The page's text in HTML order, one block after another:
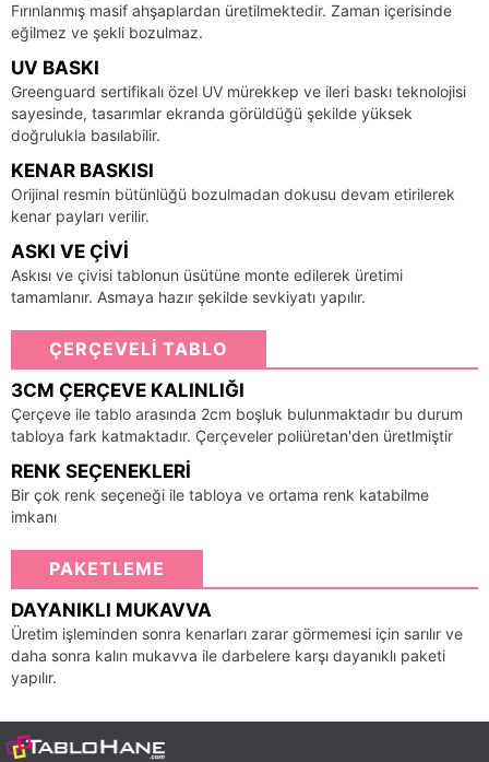
Fırınlanmış masif ahşaplardan üretilmektedir. Zaman içerisinde
eğilmez ve şekli bozulmaz.
UV BASKI
Greenguard sertifikalı özel UV mürekkep ve ileri baskı teknolojisi
sayesinde, tasarımlar ekranda görüldüğü şekilde yüksek
doğrulukla basılabilir.
KENAR BASKISI
Orijinal resmin bütünlüğü bozulmadan dokusu devam etirilerek
kenar payları verilir.
ASKI VE ÇIVI
Askısı ve çivisi tablonun üsütüne monte edilerek üretimi
tamamlanır. Asmaya hazır şekilde sevkiyatı yapılır.
ÇERÇEVELİ TABLO
3CM ÇERÇEVE KALINLIĞI
Çerçeve ile tablo arasında 2cm boşluk bulunmaktadır bu durum
tabloya fark katmaktadır. Çerçeveler poliüretan'den üretlmiştir
RENK SEÇENEKLERI
Bir çok renk seçeneği ile tabloya ve ortama renk katabilme
imkanı
PAKETLEME
DAYANIKLI MUKAVVA
Üretim işleminden sonra kenarları zarar görmemesi için sarılır ve
daha sonra kalın mukavva ile darbelere karşı dayanıklı paketi
yapılır.